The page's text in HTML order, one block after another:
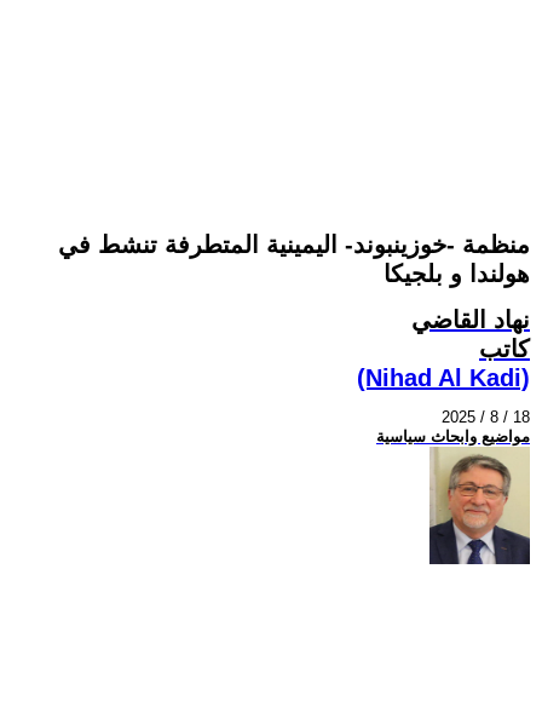
منظمة -خوزينبوند- اليمينية المتطرفة تنشط في
هولندا و بلجيكا
نهاد القاضي
كاتب
(Nihad Al Kadi)
2025 / 8 / 18
مواضيع وابحاث سياسية